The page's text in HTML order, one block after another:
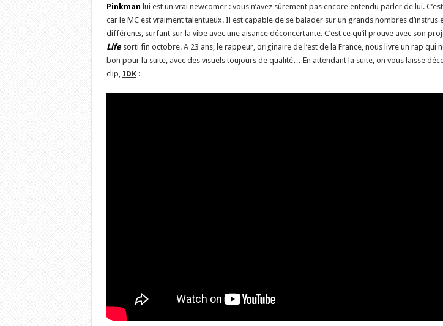
Pinkman lui est un vrai newcomer : vous n’avez sûrement pas encore entendu parler de lui.
car le MC est vraiment talentueux. Il est capable de se balader sur un grands nombres d’instrus
différents, surfant sur la vibe avec une aisance déconcertante. C’est ce qu’il prouve avec son
Lifesorti fin octobre. A 23 ans, le rappeur, originaire de l’est de la France, nous livre un rap qui
bon pour la suite, avec des visuels toujours de qualité… En attendant la suite, on vous laisse
clip, IDK: